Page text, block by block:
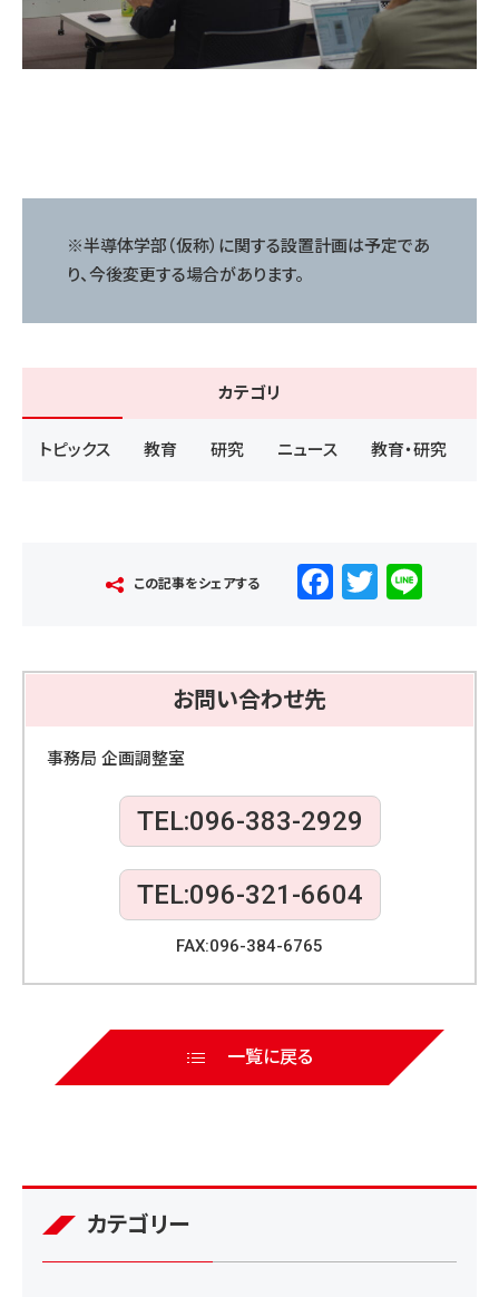
※半導体学部（仮称）に関する設置計画は予定であ
り、今後変更する場合があります。
カテゴリ
トピックス 教育 研究 ニュース 教育・研究
この記事をシェアする
F
b
o
k
T
お問い合わせ先
事務局 企画調整室
TEL:096-383-2929
TEL:096-321-6604
FAX:096-384-6765
一覧に戻る
カテゴリー